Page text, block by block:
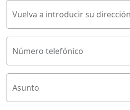
Número telefónico
Asunto